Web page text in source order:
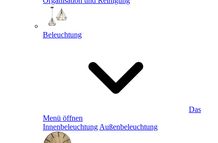
Beleuchtung
Das
Menü öffnen
Innenbeleuchtung Außenbeleuchtung